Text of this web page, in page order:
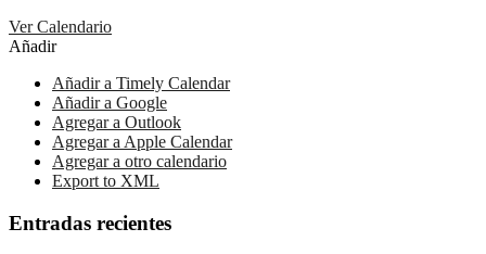
Ver Calendario
Añadir
Añadir a Timely Calendar
Añadir a Google
Agregar a Outlook
Agregar a Apple Calendar
Agregar a otro calendario
Export to XML
Entradas recientes